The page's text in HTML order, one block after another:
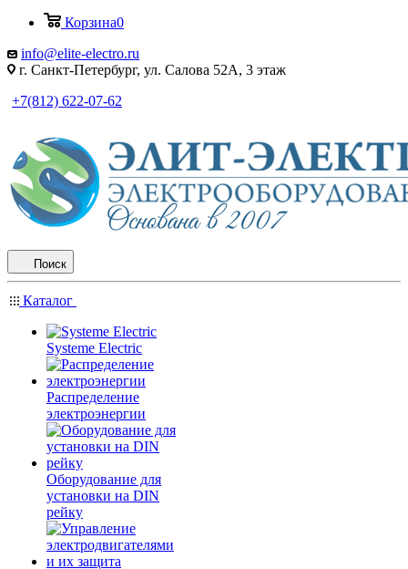
Корзина0
info@elite-electro.ru
г. Санкт-Петербург, ул. Салова 52А, 3 этаж
+7(812) 622-07-62
Поиск
Каталог
Systeme Electric
Распределение
электроэнергии
Оборудование для
установки на DIN
рейку